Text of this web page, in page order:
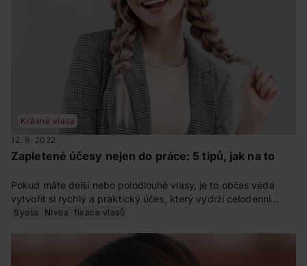
Krásné vlasy
12. 9. 2022
Zapletené účesy nejen do práce: 5 tipů, jak na to
Pokud máte delší nebo polodlouhé vlasy, je to občas věda
vytvořit si rychlý a praktický účes, který vydrží celodenní
pobíhání bez hnutí. Zapomeňte na culík a zkuste naše nápady
sama doma a nezaberou vám víc než 10 minut.
Syoss Nivea fixace vlasů